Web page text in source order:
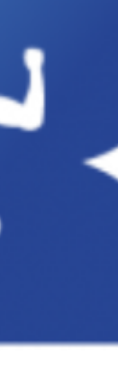
COME